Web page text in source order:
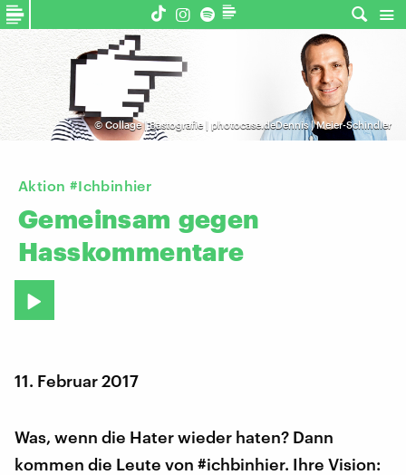
©Collage | Bastografie | photocase.deDennis | Meier-Schindler
Aktion #Ichbinhier
Gemeinsam gegen
Hasskommentare
11. Februar 2017
Was, wenn die Hater wieder haten? Dann
kommen die Leute von #ichbinhier. Ihre Vision: